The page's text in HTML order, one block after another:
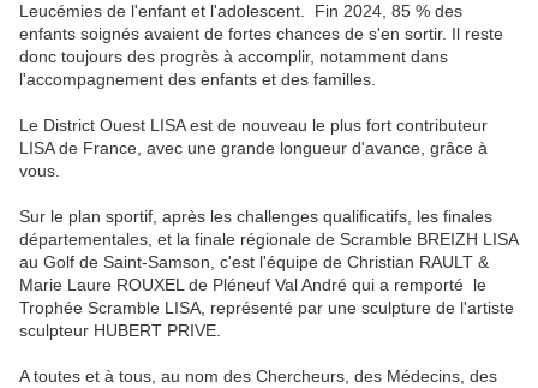
Leucémies de l'enfant et l'adolescent. Fin 2024, 85 % des
enfants soignés avaient de fortes chances de s'en sortir. Il reste
donc toujours des progrès à accomplir, notamment dans
l'accompagnement des enfants et des familles.
Le District Ouest LISA est de nouveau le plus fort contributeur
LISA de France, avec une grande longueur d'avance, grâce à
vous.
Sur le plan sportif, après les challenges qualificatifs, les finales
départementales, et la finale régionale de Scramble BREIZH LISA
au Golf de Saint-Samson, c'est l'équipe de Christian RAULT &
Marie Laure ROUXEL de Pléneuf Val André qui a remporté le
Trophée Scramble LISA, représenté par une sculpture de l'artiste
sculpteur HUBERT PRIVE.
A toutes et à tous, au nom des Chercheurs, des Médecins, des